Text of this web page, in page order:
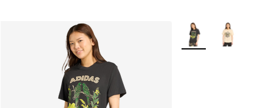
Plus de couleurs